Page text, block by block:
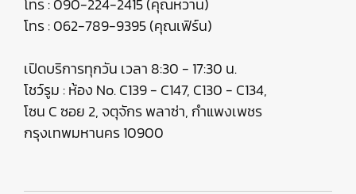
โทร : 090-224-2415 (คุณหวาน)
โทร : 062-789-9395 (คุณเฟิร์น)
เปิดบริการทุกวัน เวลา 8:30 - 17:30 น.
โชว์รูม : ห้อง No. C139 - C147, C130 - C134,
โซน C ซอย 2, จตุจักร พลาซ่า, กำแพงเพชร
กรุงเทพมหานคร 10900